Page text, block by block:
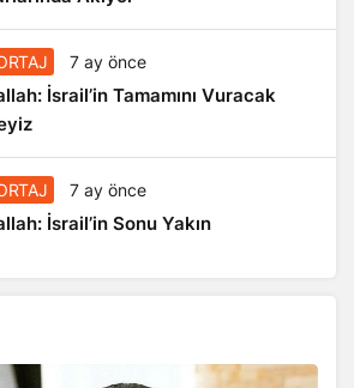
7 ay önce
İsrail’in Tamamını Vuracak
7 ay önce
İsrail’in Sonu Yakın